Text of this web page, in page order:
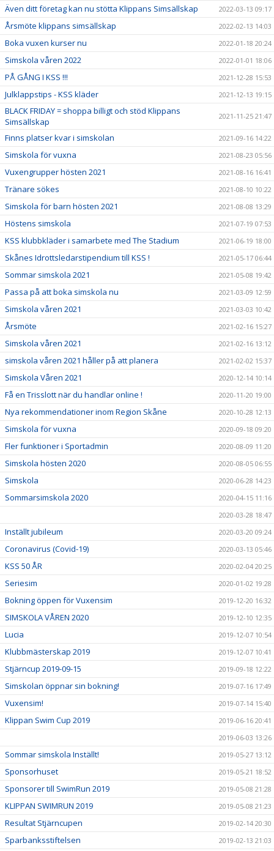
Även ditt företag kan nu stötta Klippans Simsällskap 2022-03-13 09:17
Årsmöte klippans simsällskap 2022-02-13 14:03
Boka vuxen kurser nu 2022-01-18 20:24
Simskola våren 2022 2022-01-01 18:06
PÅ GÅNG I KSS !!! 2021-12-28 15:53
Julklappstips - KSS kläder 2021-12-13 19:15
BLACK FRIDAY = shoppa billigt och stöd Klippans
Simsällskap
2021-11-25 21:47
Finns platser kvar i simskolan 2021-09-16 14:22
Simskola för vuxna 2021-08-23 05:56
Vuxengrupper hösten 2021 2021-08-16 16:41
Tränare sökes 2021-08-10 10:22
Simskola för barn hösten 2021 2021-08-08 13:29
Höstens simskola 2021-07-19 07:53
KSS klubbkläder i samarbete med The Stadium 2021-06-19 18:00
Skånes Idrottsledarstipendium till KSS ! 2021-05-17 06:44
Sommar simskola 2021 2021-05-08 19:42
Passa på att boka simskola nu 2021-03-09 12:59
Simskola våren 2021 2021-03-03 10:42
Årsmöte 2021-02-16 15:27
Simskola våren 2021 2021-02-16 13:12
simskola våren 2021 håller på att planera 2021-02-02 15:37
Simskola Våren 2021 2020-12-14 10:14
Få en Trisslott när du handlar online ! 2020-11-20 19:00
Nya rekommendationer inom Region Skåne 2020-10-28 12:13
Simskola för vuxna 2020-09-18 09:20
Fler funktioner i Sportadmin 2020-08-09 11:20
Simskola hösten 2020 2020-08-05 06:55
Simskola 2020-06-28 14:23
Sommarsimskola 2020
2020-04-15 11:16
2020-03-28 18:47
Inställt jubileum 2020-03-20 09:24
Coronavirus (Covid-19) 2020-03-13 05:46
KSS 50 ÅR 2020-02-04 20:25
Seriesim 2020-01-02 19:28
Bokning öppen för Vuxensim 2019-12-20 16:32
SIMSKOLA VÅREN 2020 2019-12-10 12:35
Lucia 2019-12-07 10:54
Klubbmästerskap 2019 2019-12-07 10:41
Stjärncup 2019-09-15 2019-09-18 12:22
Simskolan öppnar sin bokning! 2019-07-16 17:49
Vuxensim! 2019-07-14 15:40
Klippan Swim Cup 2019
2019-06-16 20:41
2019-06-03 13:26
Sommar simskola Inställt! 2019-05-27 13:12
Sponsorhuset 2019-05-21 18:52
Sponsorer till SwimRun 2019 2019-05-08 21:28
KLIPPAN SWIMRUN 2019 2019-05-08 21:23
Resultat Stjärncupen 2019-02-14 20:30
Sparbanksstiftelsen 2019-02-13 21:03